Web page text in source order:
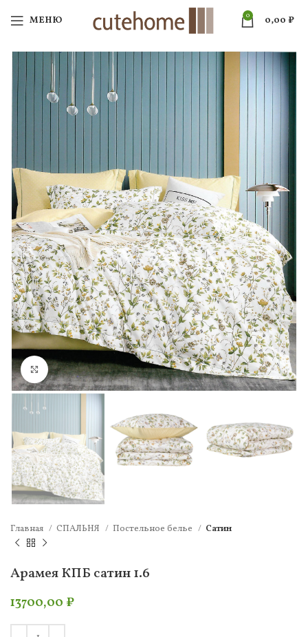
МЕНЮ 0 0,00 ₽
Нажмите, чтобы увеличить
Главная СПАЛЬНЯ Постельное белье Сатин
Арамея КПБ сатин 1.6
13700,00 ₽